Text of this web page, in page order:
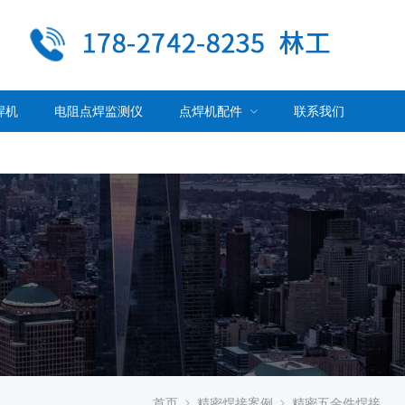
机 电阻点焊监测仪 点焊机配件 联系我们